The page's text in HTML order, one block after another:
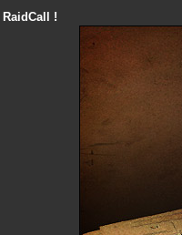
RaidCall !